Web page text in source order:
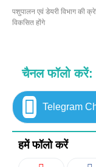
पशुपालन एवं डेयरी विभाग की
विकसित होंगे
चैनल फॉलो करें:
Telegram
हमें फॉलो करें